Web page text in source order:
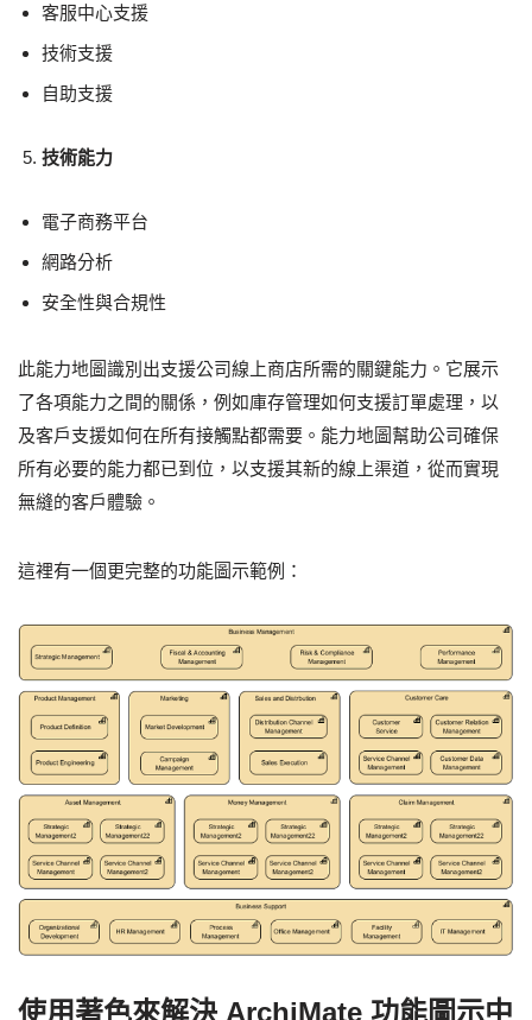
客服中心支援
技術支援
自助支援
技術能力
電子商務平台
網路分析
安全性與合規性
此能力地圖識別出支援公司線上商店所需的關鍵能力。它展示
了各項能力之間的關係，例如庫存管理如何支援訂單處理，以
及客戶支援如何在所有接觸點都需要。能力地圖幫助公司確保
所有必要的能力都已到位，以支援其新的線上渠道，從而實現
無縫的客戶體驗。
這裡有一個更完整的功能圖示範例：
使用著色來解決 ArchiMate 功能圖示中